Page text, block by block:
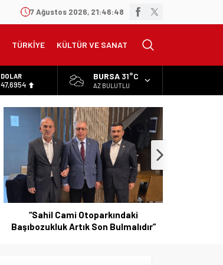
7 Ağustos 2026, 21:46:49
TÜRKİYE KÜLTÜR VE SANAT
DOLAR
47,6954
EURO
55,1824
13.779,39
BURSA 31°C
AZ BULUTLU
“Sahil Cami Otoparkındaki
Başıbozukluk Artık Son Bulmalıdır”